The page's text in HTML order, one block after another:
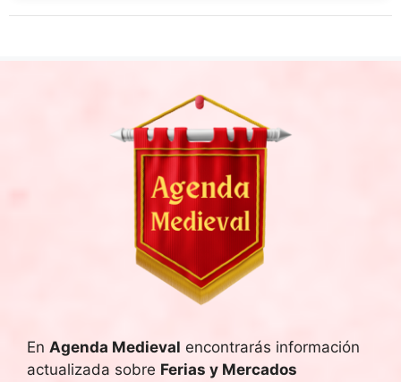
En Agenda Medieval encontrarás información
actualizada sobre Ferias y Mercados